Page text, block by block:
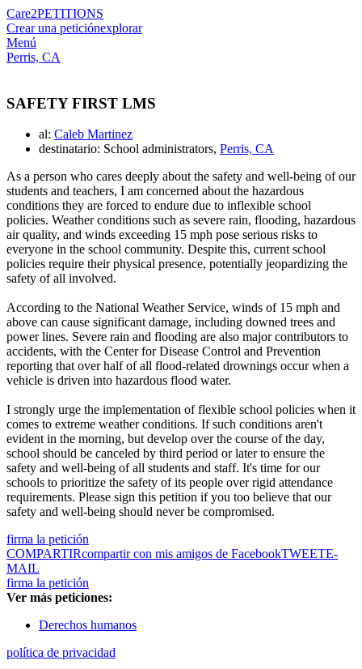
Care2PETITIONS
Crear una peticiónexplorar
Menú
Perris, CA
SAFETY FIRST LMS
al: Caleb Martinez
destinatario: School administrators, Perris, CA
As a person who cares deeply about the safety and well-being of our
students and teachers, I am concerned about the hazardous
conditions they are forced to endure due to inflexible school
policies. Weather conditions such as severe rain, flooding, hazardous
air quality, and winds exceeding 15 mph pose serious risks to
everyone in the school community. Despite this, current school
policies require their physical presence, potentially jeopardizing the
safety of all involved.
According to the National Weather Service, winds of 15 mph and
above can cause significant damage, including downed trees and
power lines. Severe rain and flooding are also major contributors to
accidents, with the Center for Disease Control and Prevention
reporting that over half of all flood-related drownings occur when a
vehicle is driven into hazardous flood water.
I strongly urge the implementation of flexible school policies when it
comes to extreme weather conditions. If such conditions aren't
evident in the morning, but develop over the course of the day,
school should be canceled by third period or later to ensure the
safety and well-being of all students and staff. It's time for our
schools to prioritize the safety of its people over rigid attendance
requirements. Please sign this petition if you too believe that our
safety and well-being should never be compromised.
firma la petición
COMPARTIRcompartir con mis amigos de FacebookTWEETE-
MAIL
firma la petición
Ver más peticiones:
Derechos humanos
política de privacidad